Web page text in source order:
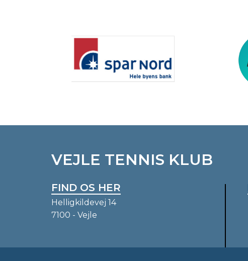
VEJLE TENNIS KLUB
FIND OS HER
Helligkildevej 14
7100 - Vejle